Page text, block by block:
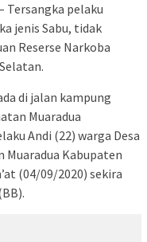
Tersangka pelaku
jenis Sabu, tidak
Reserse Narkoba
di jalan kampung
Muaradua
Andi (22) warga Desa
Kabupaten
(04/09/2020) sekira